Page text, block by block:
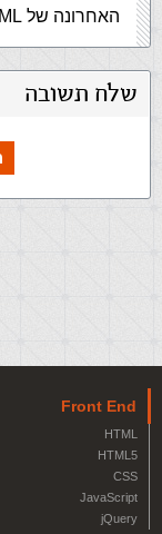
האחרונה של HTML.
שלח תשובה
Front End
HTML
HTML5
CSS
JavaScript
jQuery